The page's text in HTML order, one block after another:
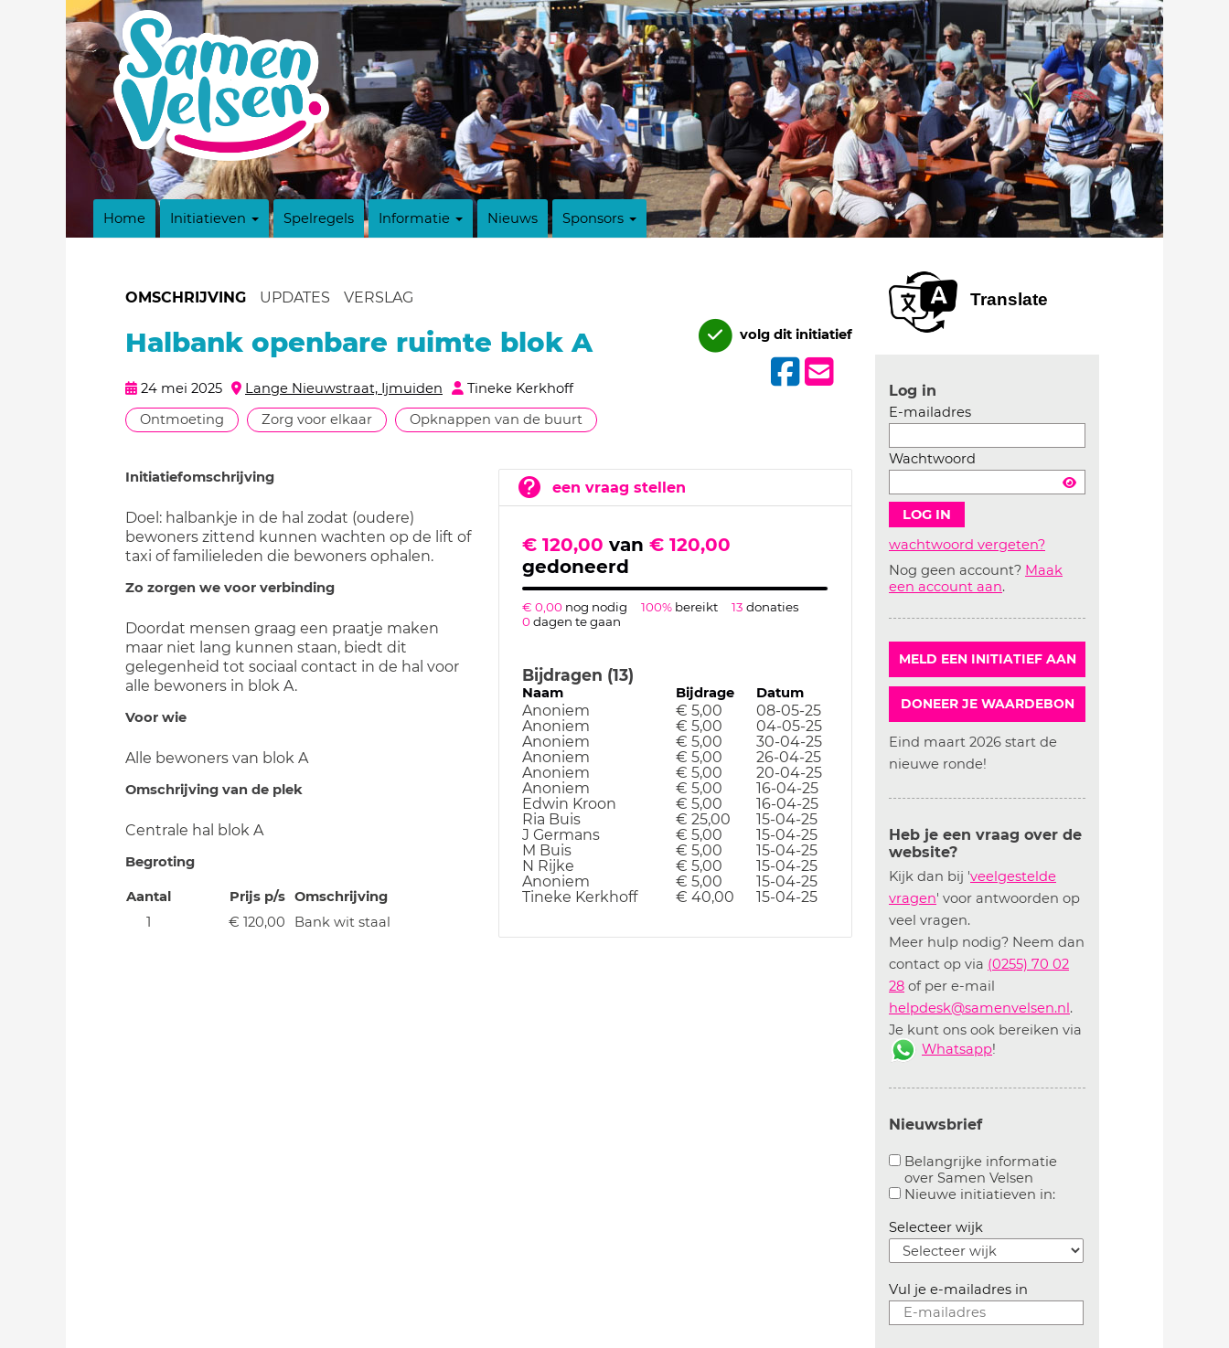
Home Initiatieven Spelregels Informatie Nieuws Sponsors
OMSCHRIJVING UPDATES VERSLAG
Halbank openbare ruimte blok A
24 mei 2025 Lange Nieuwstraat, Ijmuiden
Tineke Kerkhoff
Ontmoeting
Zorg voor elkaar Opknappen van de buurt
volg dit initiatief
een vraag stellen
€ 120,00 van € 120,00
gedoneerd
€ 0,00 nog nodig 100% bereikt 13 donaties
0dagen te gaan
Bijdragen (13)
Naam Bijdrage Datum
Anoniem € 5,00
08-05-25
Anoniem
€ 5,00
04-05-25
Anoniem
€ 5,00
30-04-25
Anoniem
€ 5,00
26-04-25
Anoniem
€ 5,00
20-04-25
Anoniem
€ 5,00
16-04-25
Edwin Kroon
€ 5,00
16-04-25
Ria Buis
€ 25,00
15-04-25
J Germans
€ 5,00
15-04-25
M Buis
€ 5,00
15-04-25
N Rijke
€ 5,00
15-04-25
Anoniem
€ 5,00
15-04-25
Tineke Kerkhoff
€ 40,00 15-04-25
Initiatiefomschrijving
Doel: halbankje in de hal zodat (oudere)
bewoners zittend kunnen wachten op de lift of
taxi of familieleden die bewoners ophalen.
Zo zorgen we voor verbinding
Doordat mensen graag een praatje maken
maar niet lang kunnen staan, biedt dit
gelegenheid tot sociaal contact in de hal voor
alle bewoners in blok A.
Voor wie
Alle bewoners van blok A
Omschrijving van de plek
Centrale hal blok A
Begroting
Aantal Prijs p/s Omschrijving
1
€ 120,00 Bank wit staal
Translate
Log in
E-mailadres
Wachtwoord
wachtwoord vergeten?
Nog geen account? Maak
een account aan.
MELD EEN INITIATIEF AAN
DONEER JE WAARDEBON
Eind maart 2026 start de
nieuwe ronde!
Heb je een vraag over de
website?
Kijk dan bij 'veelgestelde
vragen' voor antwoorden op
veel vragen.
Meer hulp nodig? Neem dan
contact op via (0255) 70 02
28 of per e-mail
helpdesk@samenvelsen.nl.
Je kunt ons ook bereiken via
Whatsapp!
Nieuwsbrief
Belangrijke informatie
over Samen Velsen
Aanvinken om belangrijke informatie over
Nieuwe initiatieven in:Aanvinken om
Selecteer wijk
Vul je e-mailadres in